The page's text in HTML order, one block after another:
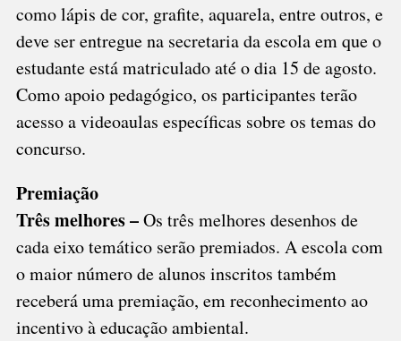
como lápis de cor, grafite, aquarela, entre outros, e
deve ser entregue na secretaria da escola em que o
estudante está matriculado até o dia 15 de agosto.
Como apoio pedagógico, os participantes terão
acesso a videoaulas específicas sobre os temas do
concurso.
Premiação
Três melhores –Os três melhores desenhos de
cada eixo temático serão premiados. A escola com
o maior número de alunos inscritos também
receberá uma premiação, em reconhecimento ao
incentivo à educação ambiental.